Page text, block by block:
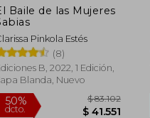
Baile de las Mujeres
Pinkola Estés
(8)
B, 2022, 1 Edición,
Blanda, Nuevo